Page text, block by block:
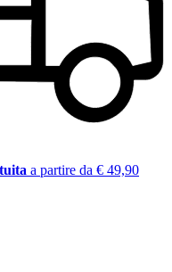
a partire da € 49,90